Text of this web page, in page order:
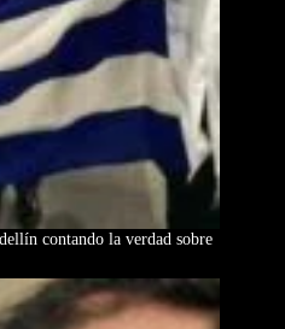
contando la verdad sobre